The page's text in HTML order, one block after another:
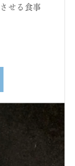
せる食事